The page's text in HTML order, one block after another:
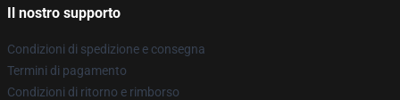
Il nostro supporto
Condizioni di spedizione e consegna
Termini di pagamento
Condizioni di ritorno e rimborso